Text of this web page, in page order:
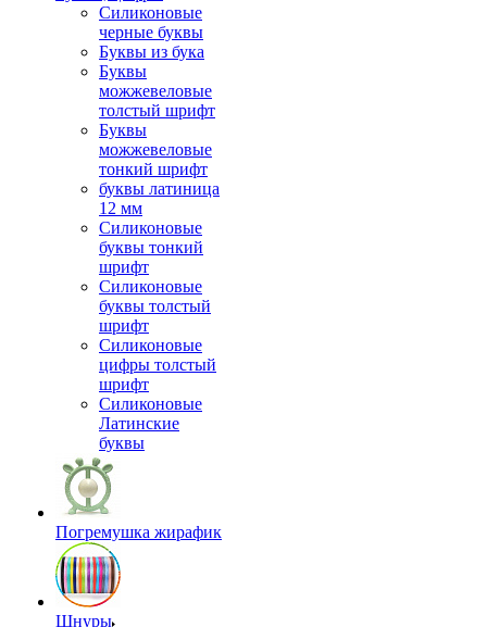
Силиконовые
черные буквы
Буквы из бука
Буквы
можжевеловые
толстый шрифт
Буквы
можжевеловые
тонкий шрифт
буквы латиница
12 мм
Силиконовые
буквы тонкий
шрифт
Силиконовые
буквы толстый
шрифт
Силиконовые
цифры толстый
шрифт
Силиконовые
Латинские
буквы
Погремушка жирафик
Шнуры